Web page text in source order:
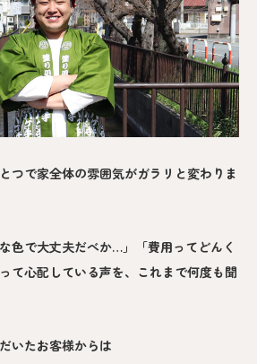
つで家全体の雰囲気がガラリと変わりま
色で大丈夫だべか…」「費用ってどんく
て心配している声を、これまで何度も聞
いたお客様からは